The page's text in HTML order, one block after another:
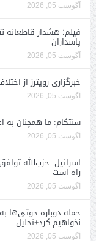
آگوست 05, 2026
فیلم؛ هشدار قاطعانه
پاسداران
آگوست 05, 2026
خبرگزاری رویترز از
آگوست 05, 2026
سنتکام: ما همچنان به
آگوست 05, 2026
اسرائیل: حزب‌الله
راه است
آگوست 05, 2026
حمله دوباره حوثی‌ها
نخواهیم کرد+تحلیل
آگوست 05, 2026